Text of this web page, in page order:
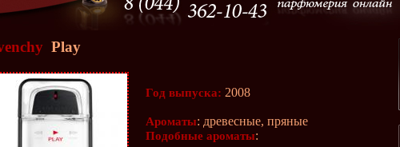
Play
Год выпуска: 2008
Ароматы: древесные, пряные
Подобные ароматы: